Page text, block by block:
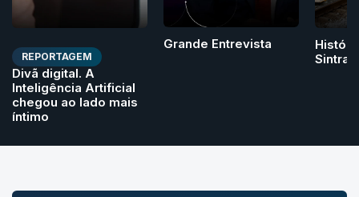
REPORTAGEM
Divã digital. A
Inteligência Artificial
chegou ao lado mais
íntimo
Grande Entrevista
Sintra